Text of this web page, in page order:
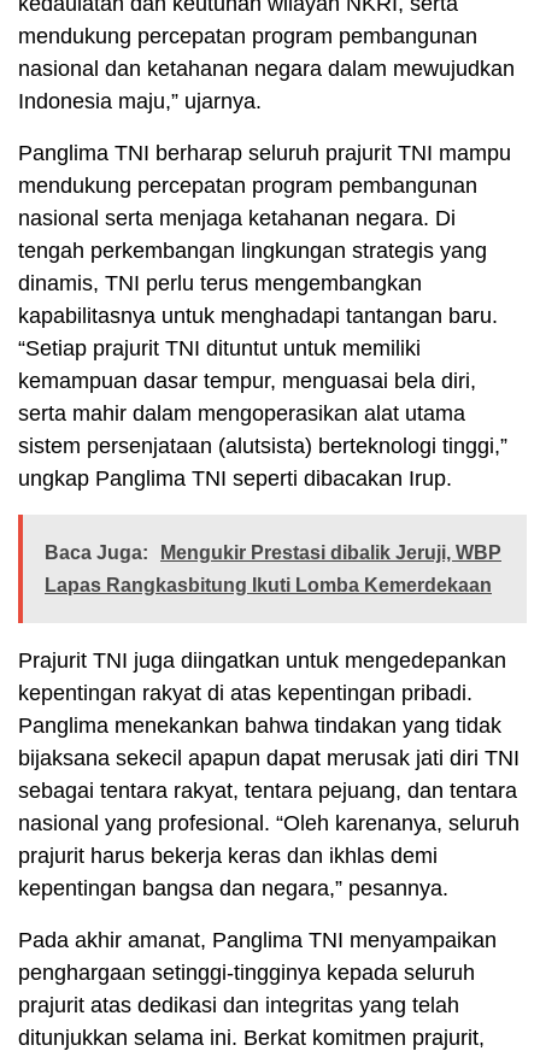
mendukung percepatan program pembangunan
nasional dan ketahanan negara dalam mewujudkan
Indonesia maju,” ujarnya.
Panglima TNI berharap seluruh prajurit TNI mampu
mendukung percepatan program pembangunan
nasional serta menjaga ketahanan negara. Di
tengah perkembangan lingkungan strategis yang
dinamis, TNI perlu terus mengembangkan
kapabilitasnya untuk menghadapi tantangan baru.
“Setiap prajurit TNI dituntut untuk memiliki
kemampuan dasar tempur, menguasai bela diri,
serta mahir dalam mengoperasikan alat utama
sistem persenjataan (alutsista) berteknologi tinggi,”
ungkap Panglima TNI seperti dibacakan Irup.
Baca Juga:
Mengukir Prestasi dibalik Jeruji, WBP
Lapas Rangkasbitung Ikuti Lomba Kemerdekaan
Prajurit TNI juga diingatkan untuk mengedepankan
kepentingan rakyat di atas kepentingan pribadi.
Panglima menekankan bahwa tindakan yang tidak
bijaksana sekecil apapun dapat merusak jati diri TNI
sebagai tentara rakyat, tentara pejuang, dan tentara
nasional yang profesional. “Oleh karenanya, seluruh
prajurit harus bekerja keras dan ikhlas demi
kepentingan bangsa dan negara,” pesannya.
Pada akhir amanat, Panglima TNI menyampaikan
penghargaan setinggi-tingginya kepada seluruh
prajurit atas dedikasi dan integritas yang telah
ditunjukkan selama ini. Berkat komitmen prajurit,